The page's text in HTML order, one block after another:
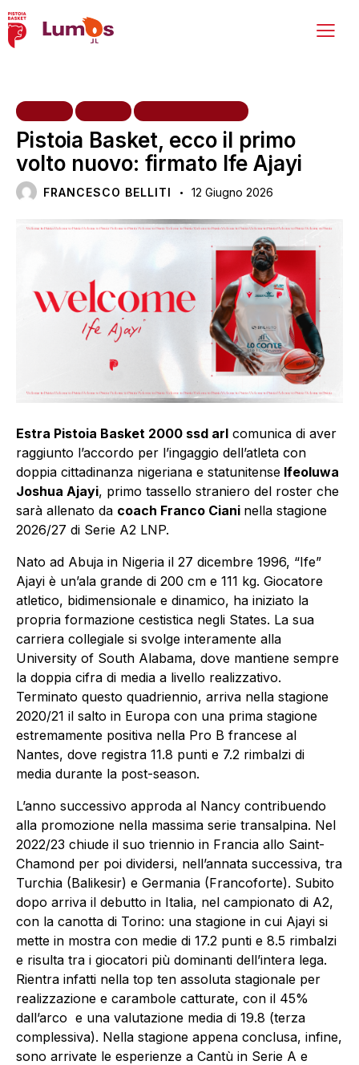
Pistoia Basket, ecco il primo
volto nuovo: firmato Ife Ajayi
FRANCESCO BELLITI 12 Giugno 2026
Estra Pistoia Basket 2000 ssd arl comunica di aver
raggiunto l’accordo per l’ingaggio dell’atleta con
doppia cittadinanza nigeriana e statunitense Ifeoluwa
Joshua Ajayi, primo tassello straniero del roster che
sarà allenato da coach Franco Ciani nella stagione
2026/27 di Serie A2 LNP.
Nato ad Abuja in Nigeria il 27 dicembre 1996, “Ife”
Ajayi è un’ala grande di 200 cm e 111 kg. Giocatore
atletico, bidimensionale e dinamico, ha iniziato la
propria formazione cestistica negli States. La sua
carriera collegiale si svolge interamente alla
University of South Alabama, dove mantiene sempre
la doppia cifra di media a livello realizzativo.
Terminato questo quadriennio, arriva nella stagione
2020/21 il salto in Europa con una prima stagione
estremamente positiva nella Pro B francese al
Nantes, dove registra 11.8 punti e 7.2 rimbalzi di
media durante la post-season.
L’anno successivo approda al Nancy contribuendo
alla promozione nella massima serie transalpina. Nel
2022/23 chiude il suo triennio in Francia allo Saint-
Chamond per poi dividersi, nell’annata successiva, tra
Turchia (Balikesir) e Germania (Francoforte). Subito
dopo arriva il debutto in Italia, nel campionato di A2,
con la canotta di Torino: una stagione in cui Ajayi si
mette in mostra con medie di 17.2 punti e 8.5 rimbalzi
e risulta tra i giocatori più dominanti dell’intera lega.
Rientra infatti nella top ten assoluta stagionale per
realizzazione e carambole catturate, con il 45%
dall’arco e una valutazione media di 19.8 (terza
complessiva). Nella stagione appena conclusa, infine,
sono arrivate le esperienze a Cantù in Serie A e